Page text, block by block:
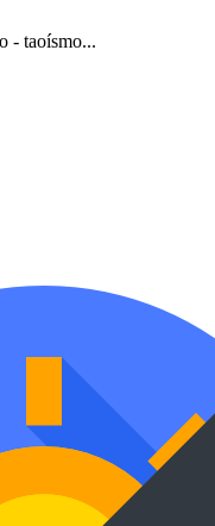
- taoísmo...